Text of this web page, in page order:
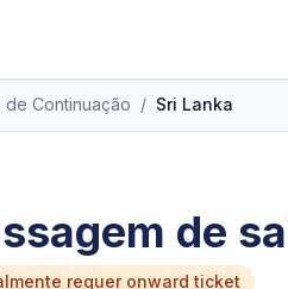
de Continuação / Sri Lanka
de
requer onward ticket